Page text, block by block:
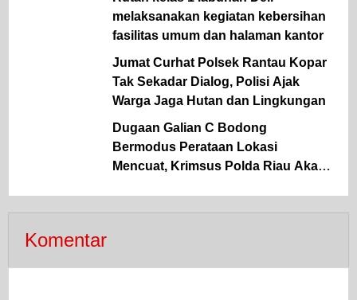
melaksanakan kegiatan kebersihan
fasilitas umum dan halaman kantor
Jumat Curhat Polsek Rantau Kopar
Tak Sekadar Dialog, Polisi Ajak
Warga Jaga Hutan dan Lingkungan
Dugaan Galian C Bodong
Bermodus Perataan Lokasi
Mencuat, Krimsus Polda Riau Akan
Komentar